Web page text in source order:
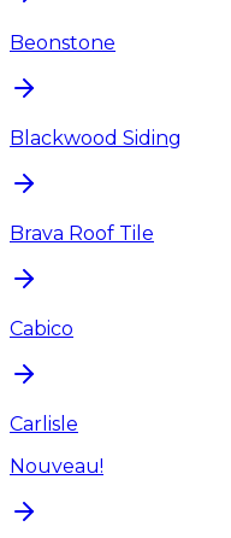
Beonstone
Blackwood Siding
Brava Roof Tile
Cabico
Carlisle
Nouveau!